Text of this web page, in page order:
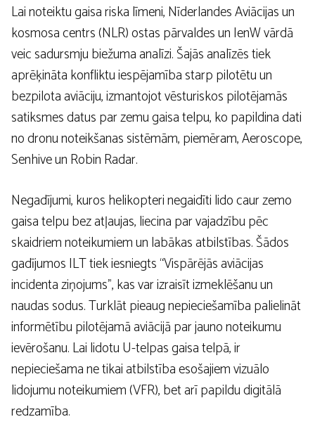
Lai noteiktu gaisa riska līmeni, Nīderlandes Aviācijas un
kosmosa centrs (NLR) ostas pārvaldes un IenW vārdā
veic sadursmju biežuma analīzi. Šajās analīzēs tiek
aprēķināta konfliktu iespējamība starp pilotētu un
bezpilota aviāciju, izmantojot vēsturiskos pilotējamās
satiksmes datus par zemu gaisa telpu, ko papildina dati
no dronu noteikšanas sistēmām, piemēram, Aeroscope,
Senhive un Robin Radar.
Negadījumi, kuros helikopteri negaidīti lido caur zemo
gaisa telpu bez atļaujas, liecina par vajadzību pēc
skaidriem noteikumiem un labākas atbilstības. Šādos
gadījumos ILT tiek iesniegts “Vispārējās aviācijas
incidenta ziņojums”, kas var izraisīt izmeklēšanu un
naudas sodus. Turklāt pieaug nepieciešamība palielināt
informētību pilotējamā aviācijā par jauno noteikumu
ievērošanu. Lai lidotu U-telpas gaisa telpā, ir
nepieciešama ne tikai atbilstība esošajiem vizuālo
lidojumu noteikumiem (VFR), bet arī papildu digitālā
redzamība.